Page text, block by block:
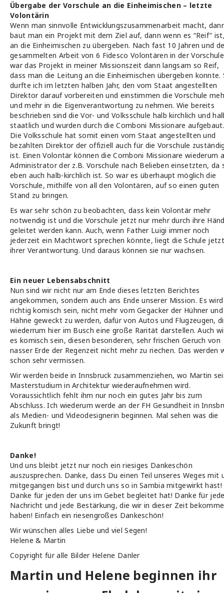
Übergabe der Vorschule an die Einheimischen – letzte
Volontärin
Wenn man sinnvolle Entwicklungszusammenarbeit macht,
baut man ein Projekt mit dem Ziel auf, dann wenn es “Reif”
an die Einheimischen zu übergeben. Nach fast 10 Jahren und
gesammelten Arbeit von 6 Fidesco Volontären in der
war das Projekt in meiner Missionszeit dann langsam so Reif,
dass man die Leitung an die Einheimischen übergeben konnte.
durfte ich im letzten halben Jahr, den vom Staat angestellten
Direktor darauf vorbereiten und einstimmen die Vorschule
und mehr in die Eigenverantwortung zu nehmen. Wie bereits
beschrieben sind die Vor- und Volksschule halb kirchlich und
staatlich und wurden durch die Comboni Missionare aufgebaut.
Die Volksschule hat somit einen vom Staat angestellten und
bezahlten Direktor der offiziell auch für die Vorschule
ist. Einen Volontär können die Comboni Missionare wiederum
Administrator der z.B. Vorschule nach Belieben einsetzten, da
eben auch halb-kirchlich ist. So war es überhaupt möglich die
Vorschule, mithilfe von all den Volontären, auf so einen guten
Stand zu bringen.
Es war sehr schön zu beobachten, dass kein Volontär mehr
notwendig ist und die Vorschule jetzt nur mehr durch ihre
geleitet werden kann. Auch, wenn Father Luigi immer noch
jederzeit ein Machtwort sprechen könnte, liegt die Schule
ihrer Verantwortung. Und daraus können sie nur wachsen.
Ein neuer Lebensabschnitt
Nun sind wir nicht nur am Ende dieses letzten Berichtes
angekommen, sondern auch ans Ende unserer Mission. Es wird
richtig komisch sein, nicht mehr vom Gegacker der Hühner und
Hähne geweckt zu werden, dafür von Autos und Flugzeugen,
wiederrum hier im Busch eine große Rarität darstellen. Auch
es komisch sein, diesen besonderen, sehr frischen Geruch von
nasser Erde der Regenzeit nicht mehr zu riechen. Das werden
schon sehr vermissen.
Wir werden beide in Innsbruck zusammenziehen, wo Martin
Masterstudium in Architektur wiederaufnehmen wird.
Voraussichtlich fehlt ihm nur noch ein gutes Jahr bis zum
Abschluss. Ich wiederum werde an der FH Gesundheit in
als Medien- und Videodesignerin beginnen. Mal sehen was die
Zukunft bringt!
Danke!
Und uns bleibt jetzt nur noch ein riesiges Dankeschön
auszusprechen. Danke, dass Du einen Teil unseres Weges mit
mitgegangen bist und durch uns so in Sambia mitgewirkt hast!
Danke für jeden der uns im Gebet begleitet hat! Danke für
Nachricht und jede Bestärkung, die wir in dieser Zeit
haben! Einfach ein riesengroßes Dankeschön!
Wir wünschen alles Liebe und viel Segen!
Helene & Martin
Copyright für alle Bilder Helene Danler
Martin und Helene beginnen ihr